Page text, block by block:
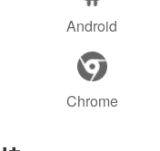
Android
Chrome